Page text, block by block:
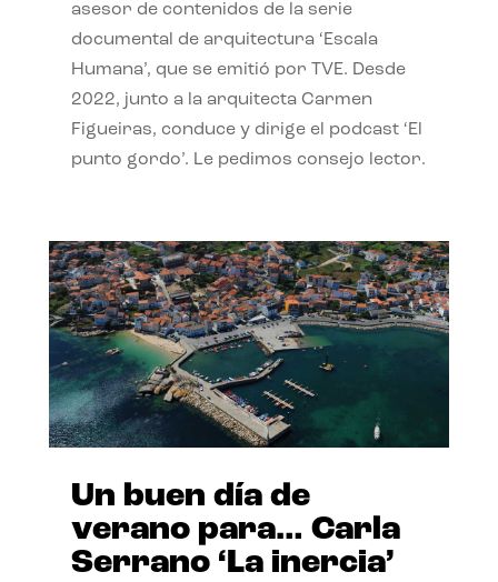
asesor de contenidos de la serie
documental de arquitectura ‘Escala
Humana’, que se emitió por TVE. Desde
2022, junto a la arquitecta Carmen
Figueiras, conduce y dirige el podcast ‘El
punto gordo’. Le pedimos consejo lector.
Un buen día de
verano para… Carla
Serrano ‘La inercia’